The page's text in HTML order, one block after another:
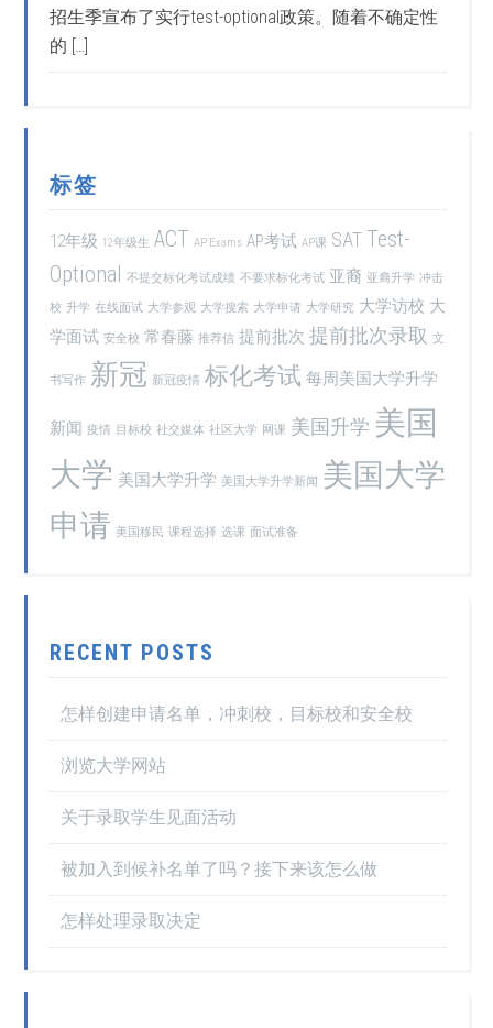
招生季宣布了实行test-optional政策。随着不确定性
的 […]
标签
12年级 12年级生 ACT AP Exams AP考试 AP课 SAT Test-
Optional 不提交标化考试成绩 不要求标化考试 亚裔 亚裔升学 冲击
校 升学 在线面试 大学参观 大学搜索 大学申请 大学研究 大学访校 大
学面试 安全校 常春藤 推荐信 提前批次 提前批次录取 文
书写作 新冠 新冠疫情 标化考试 每周美国大学升学
新闻 疫情 目标校 社交媒体 社区大学 网课 美国升学 美国
大学 美国大学升学 美国大学升学新闻 美国大学
申请 美国移民 课程选择 选课 面试准备
RECENT POSTS
怎样创建申请名单，冲刺校，目标校和安全校
浏览大学网站
关于录取学生见面活动
被加入到候补名单了吗？接下来该怎么做
怎样处理录取决定